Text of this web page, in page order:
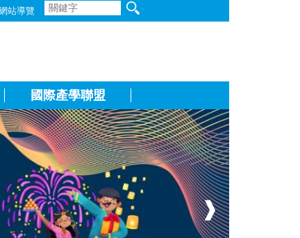
站導覽
國際產學聯盟
❱